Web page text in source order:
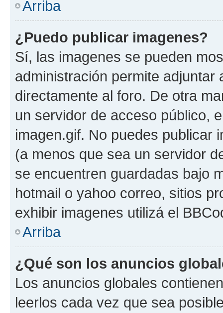
Arriba
¿Puedo publicar imagenes?
Sí, las imagenes se pueden
administración permite
directamente al foro. De otra
un servidor de acceso público,
imagen.gif. No puedes publicar
(a menos que sea un servidor
se encuentren guardadas bajo
hotmail o yahoo correo, sitios
exhibir imagenes utilizá el
Arriba
¿Qué son los anuncios
Los anuncios globales
leerlos cada vez que sea